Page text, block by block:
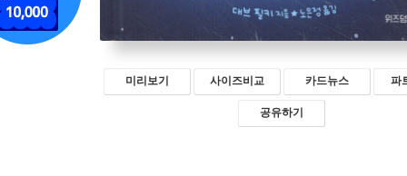
미리보기 사이즈비교 카드뉴스 파
공유하기